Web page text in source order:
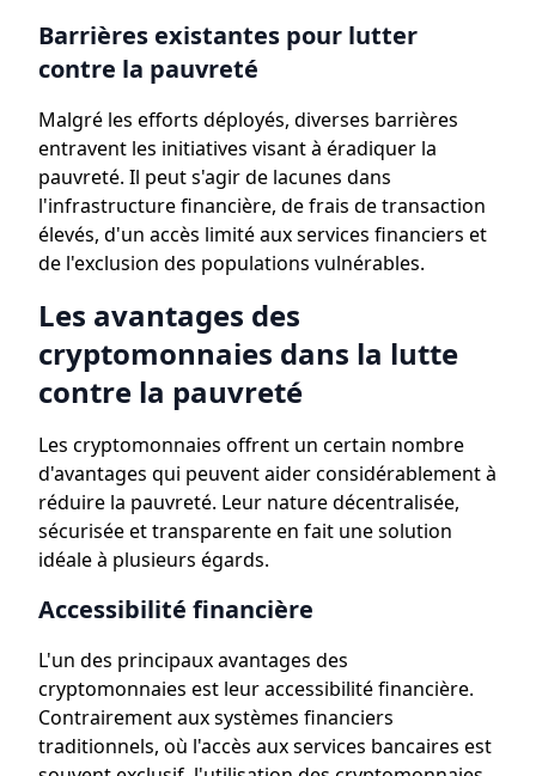
Barrières existantes pour lutter
contre la pauvreté
Malgré les efforts déployés, diverses barrières
entravent les initiatives visant à éradiquer la
pauvreté. Il peut s'agir de lacunes dans
l'infrastructure financière, de frais de transaction
élevés, d'un accès limité aux services financiers et
de l'exclusion des populations vulnérables.
Les avantages des
cryptomonnaies dans la lutte
contre la pauvreté
Les cryptomonnaies offrent un certain nombre
d'avantages qui peuvent aider considérablement à
réduire la pauvreté. Leur nature décentralisée,
sécurisée et transparente en fait une solution
idéale à plusieurs égards.
Accessibilité financière
L'un des principaux avantages des
cryptomonnaies est leur accessibilité financière.
Contrairement aux systèmes financiers
traditionnels, où l'accès aux services bancaires est